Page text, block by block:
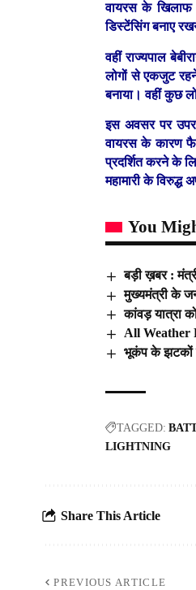
वायरस के खिलाफ
डिस्टेंसिंग बनाए
वहीं राज्यपाल
लोगों से एकजुट
बनाया। वहीं कुछ
इस अवसर पर
वायरस के कारण
प्रदर्शित करने के
महामारी के विरुद्ध
You
बड़ी ख़बर :
मुख्यमंत्री के
कांवड़ यात्रा
All Weather
भूकंप के झटकों
TAGGED:
LIGHTNING
Share This Article
PREVIOUS ARTICLE